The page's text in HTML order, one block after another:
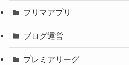
フリマアプリ
ブログ運営
プレミアリーグ